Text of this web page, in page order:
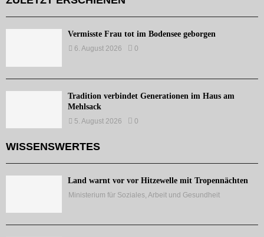
Vermisste Frau tot im Bodensee geborgen
6. August 2026 0
Tradition verbindet Generationen im Haus am
Mehlsack
5. August 2026 0
WISSENSWERTES
Land warnt vor vor Hitzewelle mit Tropennächten
Ministerium für Soziales, Arbeit und Gesundheit